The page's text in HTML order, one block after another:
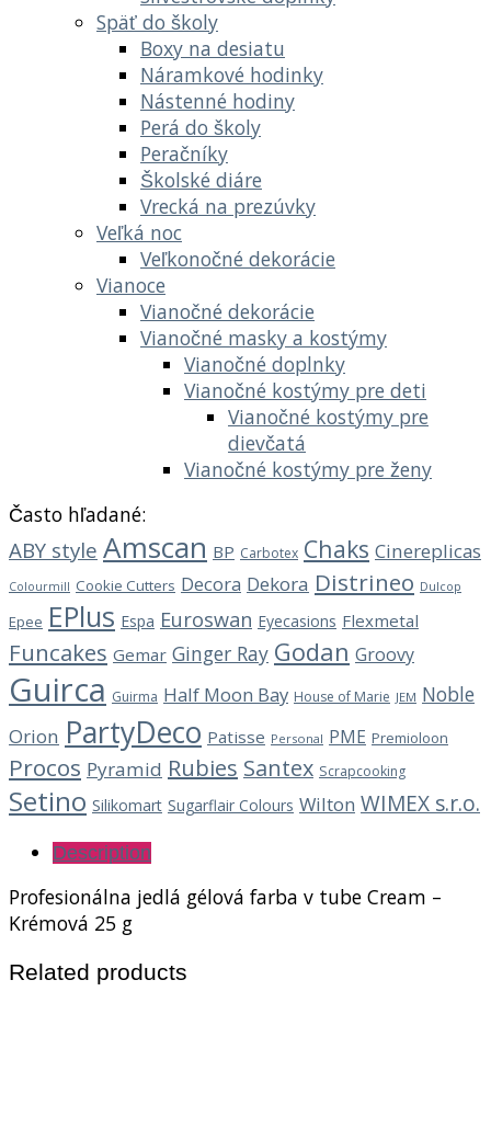
Späť do školy
Boxy na desiatu
Náramkové hodinky
Nástenné hodiny
Perá do školy
Peračníky
Školské diáre
Vrecká na prezúvky
Veľká noc
Veľkonočné dekorácie
Vianoce
Vianočné dekorácie
Vianočné masky a kostýmy
Vianočné doplnky
Vianočné kostýmy pre deti
Vianočné kostýmy pre
dievčatá
Vianočné kostýmy pre ženy
Často hľadané:
ABY style Amscan BP Carbotex Chaks Cinereplicas
Colourmill Cookie Cutters Decora Dekora Distrineo Dulcop
Epee EPlus Espa Euroswan Eyecasions Flexmetal
Funcakes Gemar Ginger Ray Godan Groovy
Guirca Guirma Half Moon Bay House of Marie JEM Noble
Orion PartyDeco Patisse Personal PME Premioloon
Procos Pyramid Rubies Santex Scrapcooking
Setino Silikomart Sugarflair Colours Wilton WIMEX s.r.o.
Description
Profesionálna jedlá gélová farba v tube Cream –
Krémová 25 g
Related products